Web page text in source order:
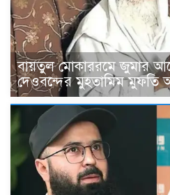
বায়তুল মোকাররমে জুমার
দেওবন্দের মুহতামিম মুফতি